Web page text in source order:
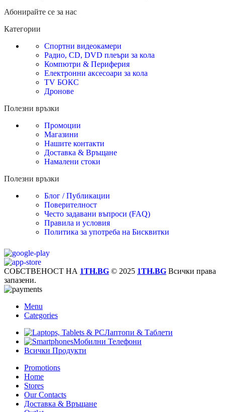
Абонирайте се за нас
Категории
Спортни видеокамери
Радио, CD, DVD плеъри за кола
Компютри & Периферия
Електронни аксесоари за кола
TV БОКС
Дронове
Полезни връзки
Промоции
Магазини
Нашите контакти
Доставка & Връщане
Намалени стоки
Полезни връзки
Блог / Публикации
Поверителност
Често задавани въпроси (FAQ)
Правила и условия
Политика за употреба на Бисквитки
СОБСТВЕНОСТ НА 1TH.BG © 2025 1TH.BG Всички права
запазени.
Menu
Categories
Лаптопи & Таблети
Мобилни Телефони
Всички Продукти
Promotions
Home
Stores
Our Contacts
Доставка & Връщане